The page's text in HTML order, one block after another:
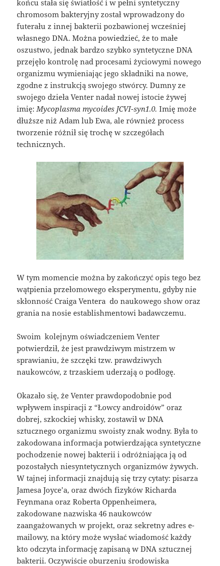
końcu stała się światłość i w pełni syntetyczny
chromosom bakteryjny został wprowadzony do
futerału z innej bakterii pozbawionej wcześniej
własnego DNA. Można powiedzieć, że to małe
oszustwo, jednak bardzo szybko syntetyczne DNA
przejęło kontrolę nad procesami życiowymi nowego
organizmu wymieniając jego składniki na nowe,
zgodne z instrukcją swojego stwórcy. Dumny ze
swojego dzieła Venter nadał nowej istocie żywej
imię: Mycoplasma mycoides JCVI-syn1.0. Imię może
dłuższe niż Adam lub Ewa, ale również process
tworzenie różnił się trochę w szczegółach
technicznych.
W tym momencie można by zakończyć opis tego bez
wątpienia przełomowego eksperymentu, gdyby nie
skłonność Craiga Ventera do naukowego show oraz
grania na nosie establishmentowi badawczemu.
Swoim kolejnym oświadczeniem Venter
potwierdził, że jest prawdziwym mistrzem w
sprawianiu, że szczęki tzw. prawdziwych
naukowców, z trzaskiem uderzają o podłogę.
Okazało się, że Venter prawdopodobnie pod
wpływem inspiracji z “Łowcy androidów” oraz
dobrej, szkockiej whisky, zostawił w DNA
sztucznego organizmu swoisty znak wodny. Była to
zakodowana informacja potwierdzająca syntetyczne
pochodzenie nowej bakterii i odróżniająca ją od
pozostałych niesyntetycznych organizmów żywych.
W tajnej informacji znajdują się trzy cytaty: pisarza
Jamesa Joyce’a, oraz dwóch fizyków Richarda
Feynmana oraz Roberta Oppenheimera,
zakodowane nazwiska 46 naukowców
zaangażowanych w projekt, oraz sekretny adres e-
mailowy, na który może wysłać wiadomość każdy
kto odczyta informację zapisaną w DNA sztucznej
bakterii. Oczywiście oburzeniu środowiska